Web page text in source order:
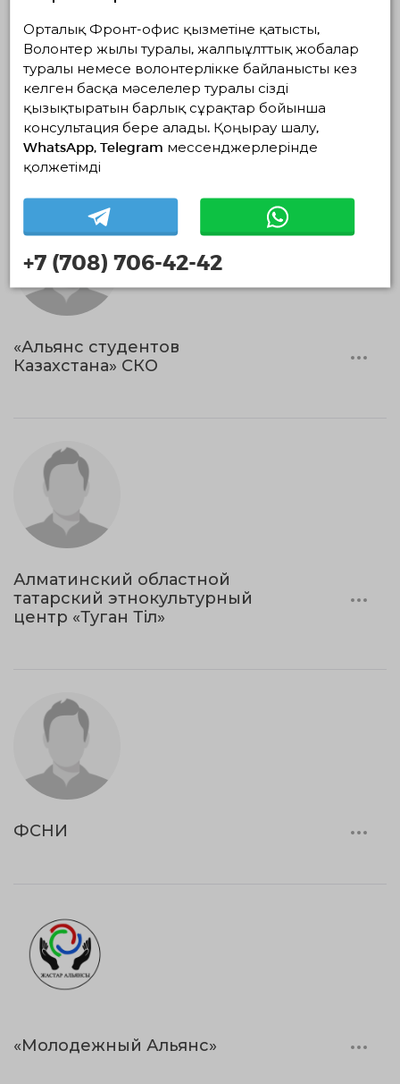
Оқиғалық волонтерлік
Қоғамдық орындарды абаттандыру
Білім берудегі волонтерлік
Спорт және салауатты өмір салты Этноволонтерлік
Іздестіру-құтқару волонтерлік қызметі
«Альянс студентов
Казахстана» СКО
Алматинский областной
татарский этнокультурный
центр «Туган Тіл»
ФСНИ
«Молодежный Альянс»
Орталық Фронт-офис қызметіне қатысты,
Волонтер жылы туралы, жалпыұлттық жобалар
туралы немесе волонтерлікке байланысты кез
келген басқа мәселелер туралы сізді
қызықтыратын барлық сұрақтар бойынша
консультация бере алады. Қоңырау шалу,
WhatsApp, Telegram мессенджерлерінде
қолжетімді
+7 (708) 706-42-42